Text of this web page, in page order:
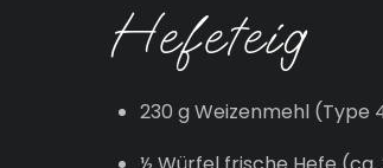
Hefeteig
230 g Weizenmehl (Type